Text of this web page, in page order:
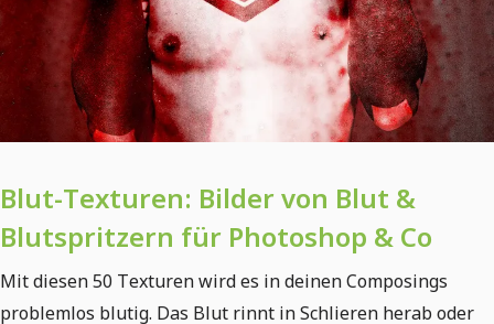
Blut-Texturen: Bilder von Blut &
Blutspritzern für Photoshop & Co
Mit diesen 50 Texturen wird es in deinen Composings
problemlos blutig. Das Blut rinnt in Schlieren herab oder